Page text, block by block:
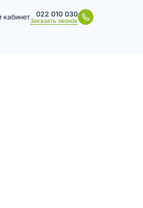
кабинет 022 010 030
Заказать звонок